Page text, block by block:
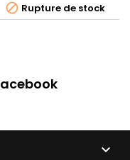
 Rupture de stock
